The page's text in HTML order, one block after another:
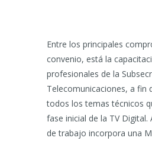
Entre los principales
convenio, está la
profesionales de la
Telecomunicaciones, a fin
todos los temas técnicos
fase inicial de la TV Digital.
de trabajo incorpora una